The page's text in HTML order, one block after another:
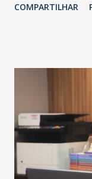
casos de doentes
COMPARTILHAR